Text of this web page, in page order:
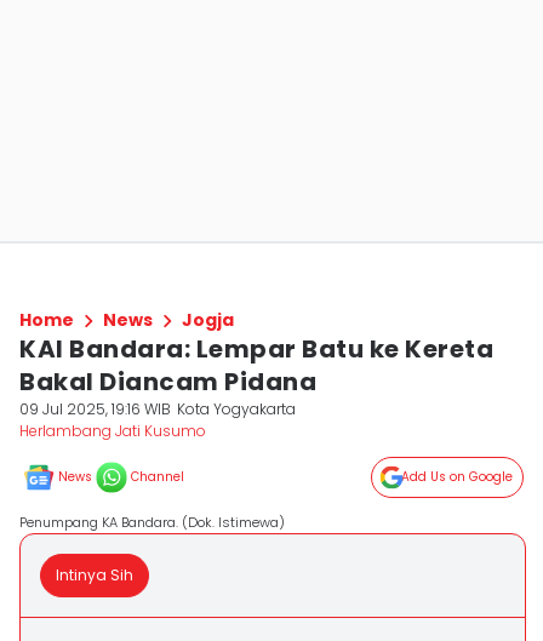
Home News Jogja
KAI Bandara: Lempar Batu ke Kereta
Bakal Diancam Pidana
09 Jul 2025, 19:16 WIB Kota Yogyakarta
Herlambang Jati Kusumo
News Channel Add Us on Google
Penumpang KA Bandara. (Dok. Istimewa)
Intinya Sih